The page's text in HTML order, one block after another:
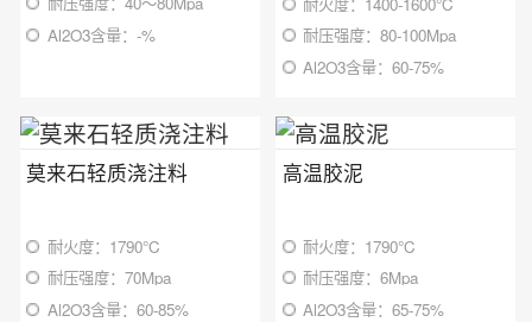
Al2O3含量：-%
耐压强度：80-100Mpa
Al2O3含量：60-75%
莫来石轻质浇注料
耐火度：1790℃
耐压强度：70Mpa
Al2O3含量：60-85%
高温胶泥
耐火度：1790℃
耐压强度：6Mpa
Al2O3含量：65-75%